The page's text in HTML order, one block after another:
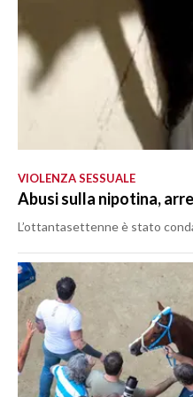
VIOLENZA SESSUALE
Abusi sulla nipotina,
L’ottantasettenne è stato